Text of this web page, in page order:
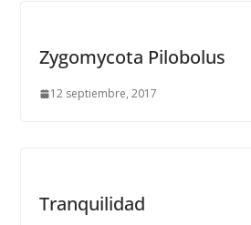
Zygomycota Pilobolus
12 septiembre, 2017
Tranquilidad